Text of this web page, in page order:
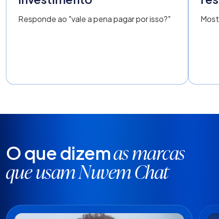
Responde ao "vale a pena pagar por isso?"
O que dizemas marcas
que usam Nuvem Chat